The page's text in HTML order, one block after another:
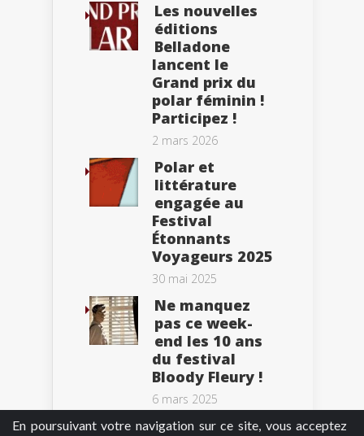
En poursuivant votre navigation sur ce site, vous acceptez
Les nouvelles
éditions
Belladone
lancent le
Grand prix du
polar féminin !
Participez !
2 mars 2026
Polar et
littérature
engagée au
Festival
Étonnants
Voyageurs 2025
30 mai 2025
Ne manquez
pas ce week-
end les 10 ans
du festival
Bloody Fleury !
6 mars 2025